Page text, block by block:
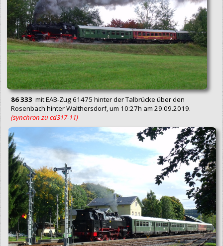
86 333 mit EAB-Zug 61475 hinter der Talbrücke über den
Rosenbach hinter Walthersdorf, um 10:27h am 29.09.2019.
(synchron zu cd317‑11)